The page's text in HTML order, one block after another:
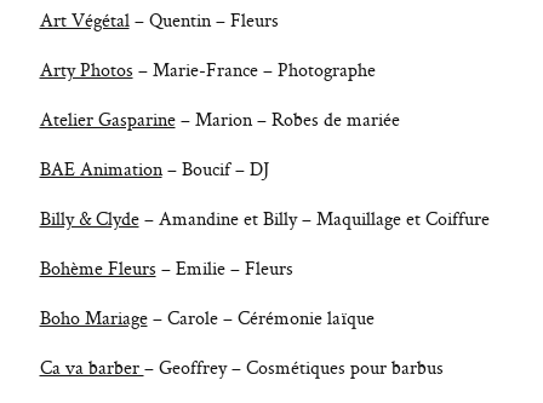
Art Végétal– Quentin – Fleurs
Arty Photos – Marie-France – Photographe
Atelier Gasparine– Marion – Robes de mariée
BAE Animation– Boucif – DJ
Billy & Clyde– Amandine et Billy – Maquillage et Coiffure
Bohème Fleurs – Emilie – Fleurs
Boho Mariage– Carole – Cérémonie laïque
Ca va barber– Geoffrey – Cosmétiques pour barbus